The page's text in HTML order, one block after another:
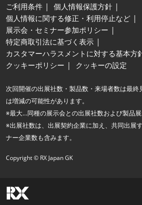
ご利用条件
個人情報保護方針
個人情報に関する修正・利用停止など
展示会・セミナー参加ポリシー
特定商取引法に基づく表示
カスタマーハラスメントに対する基本方
クッキーポリシー
クッキーの設定
次回開催の出展社数・製品数・来場者数は最終
は増減の可能性があります。
※最大…同種の展示会との出展社数および製品展
※出展社数は、出展契約企業に加え、共同出展
ナー企業数も含みます。
Copyright © RX Japan GK